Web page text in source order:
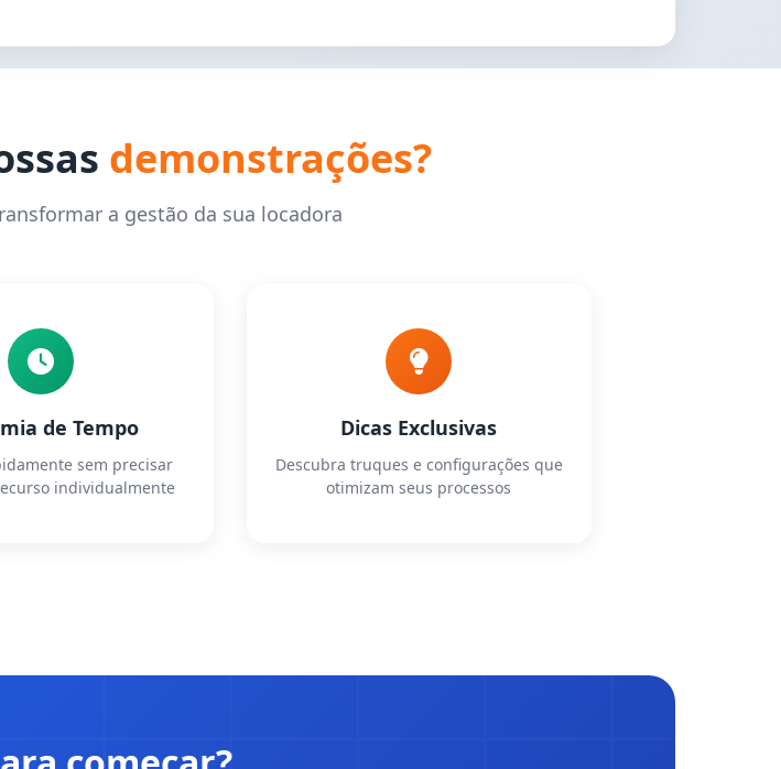
demonstrações?
a gestão da sua locadora
de Tempo
sem precisar
individualmente
Dicas Exclusivas
Descubra truques e configurações que
otimizam seus processos